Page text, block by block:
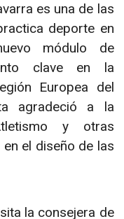
es una de las
deporte en
módulo de
clave en la
Europea del
agradeció a la
y otras
el diseño de las
la consejera de